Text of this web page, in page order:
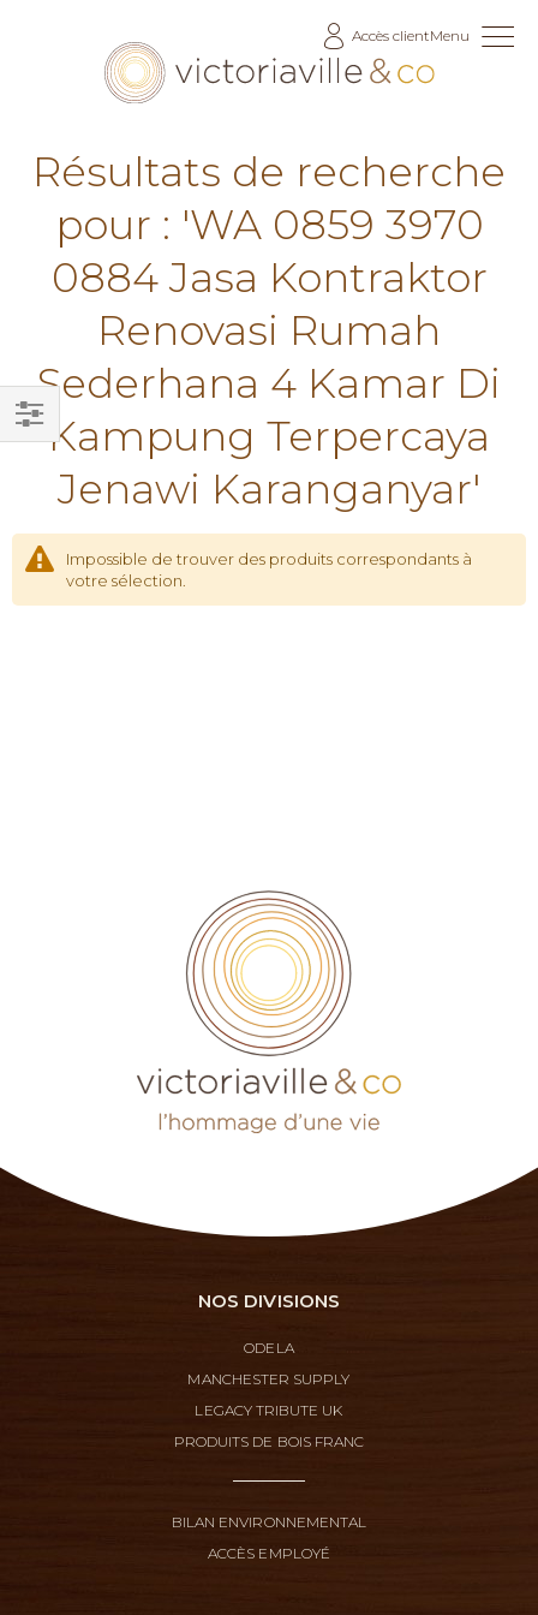
Accès clientMenu
Résultats de recherche
pour : 'WA 0859 3970
0884 Jasa Kontraktor
Renovasi Rumah
Sederhana 4 Kamar Di
Kampung Terpercaya
Jenawi Karanganyar'
Impossible de trouver des produits correspondants à
votre sélection.
Filtrer
NOS DIVISIONS
ODELA
MANCHESTER SUPPLY
LEGACY TRIBUTE UK
PRODUITS DE BOIS FRANC
BILAN ENVIRONNEMENTAL
ACCÈS EMPLOYÉ